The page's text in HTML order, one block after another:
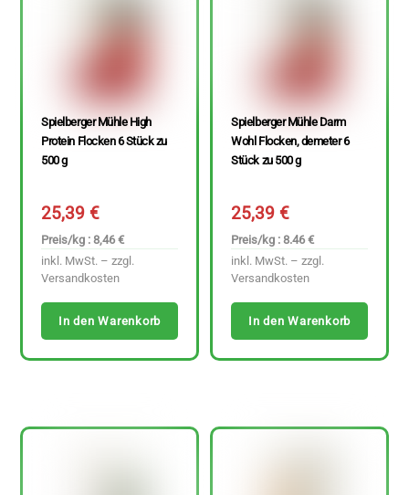
Spielberger Mühle High
Protein Flocken 6 Stück zu
500 g
25,39€
Preis/kg : 8,46 €
inkl. MwSt. – zzgl.
Versandkosten
In den Warenkorb
Spielberger Mühle Darm
Wohl Flocken, demeter 6
Stück zu 500 g
25,39€
Preis/kg : 8.46 €
inkl. MwSt. – zzgl.
Versandkosten
In den Warenkorb